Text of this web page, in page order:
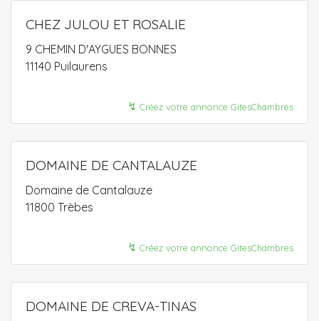
CHEZ JULOU ET ROSALIE
9 CHEMIN D'AYGUES BONNES
11140 Puilaurens
↯ Créez votre annonce GitesChambres
DOMAINE DE CANTALAUZE
Domaine de Cantalauze
11800 Trèbes
↯ Créez votre annonce GitesChambres
DOMAINE DE CREVA-TINAS